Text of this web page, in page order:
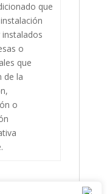
que
instalados
o
que
de la
o